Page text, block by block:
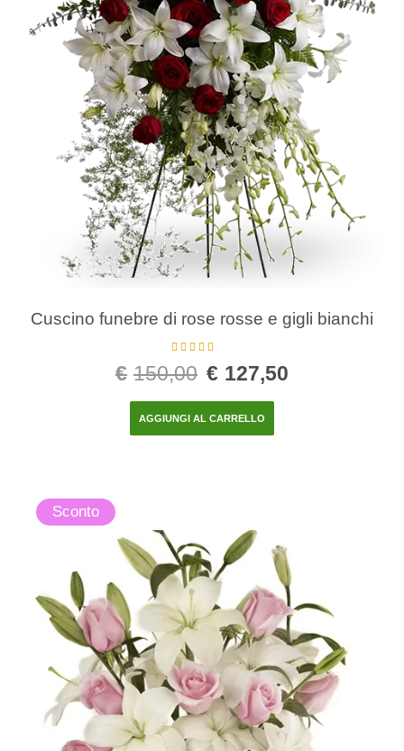
Cuscino funebre di rose rosse e gigli bianchi
su 5
€ 150,00 € 127,50
AGGIUNGI AL CARRELLO
Sconto